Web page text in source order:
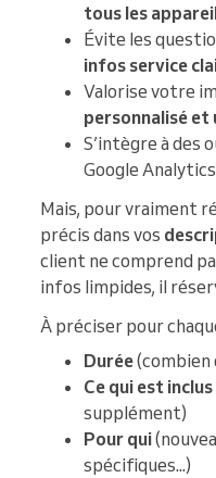
tous les
Évite les
infos service
Valorise votre
personnalisé et
S’intègre à des
Google
Mais, pour vraiment
précis dans vos
client ne comprend
infos limpides, il
À préciser pour
Durée(combien
Ce qui est inclus
supplément)
Pour qui
spécifiques...)